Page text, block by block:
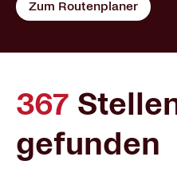
Zum Routenplaner
367
gefunden